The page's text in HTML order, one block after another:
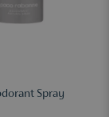
Spray